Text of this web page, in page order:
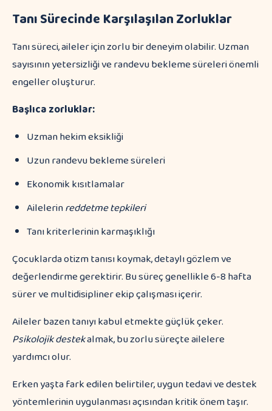
Tanı Sürecinde Karşılaşılan Zorluklar
Tanı süreci, aileler için zorlu bir deneyim olabilir. Uzman
sayısının yetersizliği ve randevu bekleme süreleri önemli
engeller oluşturur.
Başlıca zorluklar:
Uzman hekim eksikliği
Uzun randevu bekleme süreleri
Ekonomik kısıtlamalar
Ailelerinreddetme tepkileri
Tanı kriterlerinin karmaşıklığı
Çocuklarda otizm tanısı koymak, detaylı gözlem ve
değerlendirme gerektirir. Bu süreç genellikle 6-8 hafta
sürer ve multidisipliner ekip çalışması içerir.
Aileler bazen tanıyı kabul etmekte güçlük çeker.
Psikolojik destekalmak, bu zorlu süreçte ailelere
yardımcı olur.
Erken yaşta fark edilen belirtiler, uygun tedavi ve destek
yöntemlerinin uygulanması açısından kritik önem taşır.